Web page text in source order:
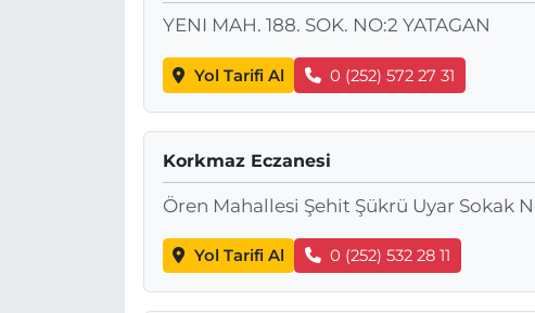
YENI MAH. 188. SOK. NO:2 YATAGAN
Yol Tarifi Al 0 (252) 572 27 31
Korkmaz Eczanesi
Ören Mahallesi Şehit Şükrü Uyar Sokak
Yol Tarifi Al 0 (252) 532 28 11